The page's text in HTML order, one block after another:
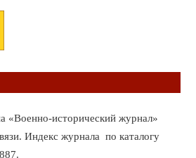
«Военно-исторический журнал»
Индекс журнала по каталогу